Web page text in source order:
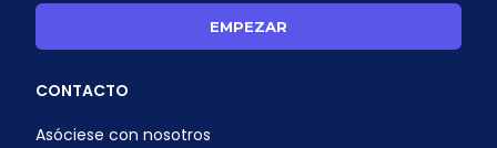
EMPEZAR
CONTACTO
Asóciese con nosotros